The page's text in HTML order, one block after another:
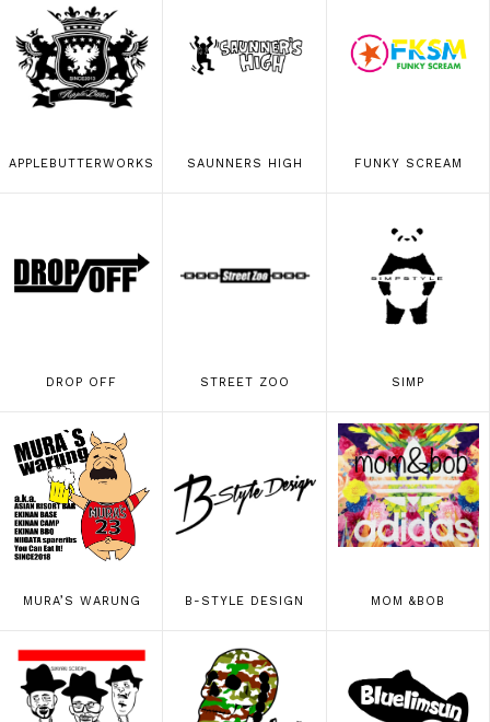
APPLEBUTTERWORKS SAUNNERS HIGH FUNKY SCREAM
DROP OFF STREET ZOO SIMP
MURA’S WARUNG B-STYLE DESIGN MOM &BOB